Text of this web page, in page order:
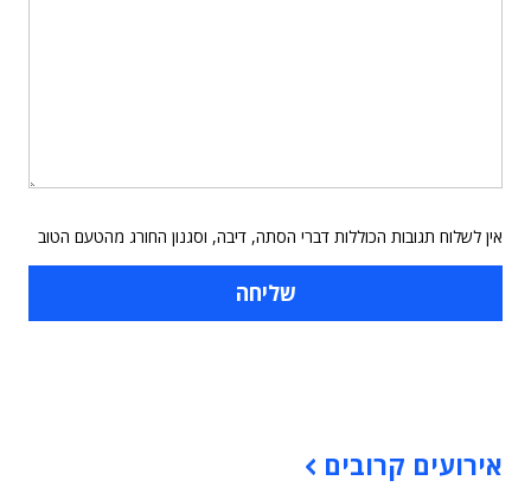
אין לשלוח תגובות הכוללות דברי הסתה, דיבה, וסגנון החורג מהטעם הטוב
אירועים קרובים